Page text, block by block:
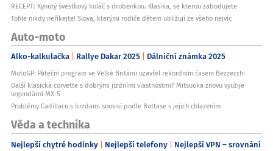
RECEPT: Kynutý švestkový koláč s drobenkou. Klasika, se kterou zabodujete
Tohle nikdy neříkejte! Slova, kterými rodiče dětem ubližují ze všeho nejvíc
Auto-moto
Alko-kalkulačka Rallye Dakar 2025 Dálniční známka 2025
MotoGP: Páteční program ve Velké Británii uzavřel rekordním časem Bezzecchi
Další klasická corvette s dobrými jízdními vlastnostmi? Mitsuoka znovu využije
legendární MX-5
Problémy Cadillacu s brzdami souvisí podle Bottase s jejich chlazením
Věda a technika
Nejlepší chytré hodinky Nejlepší telefony Nejlepší VPN – srovnání